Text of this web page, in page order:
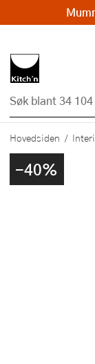
Hovedsiden
-40%